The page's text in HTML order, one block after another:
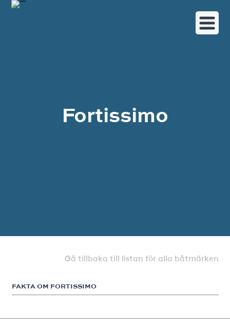
Fortissimo
Gå tillbaka till listan för alla båtmärken
FAKTA OM FORTISSIMO